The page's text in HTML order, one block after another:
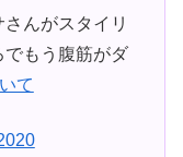
んがスタイリ
でもう腹筋がダ
て